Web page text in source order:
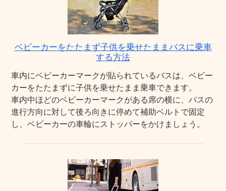
ベビーカーをたたまず子供を乗せたままバスに乗車
する方法
車内にベビーカーマークが貼られているバスは、ベビー
カーをたたまずに子供を乗せたまま乗車できます。
車内中ほどのベビーカーマークがある席の横に、バスの
進行方向に対して後ろ向きに停めて補助ベルトで固定
し、ベビーカーの車輪にストッパーをかけましょう。